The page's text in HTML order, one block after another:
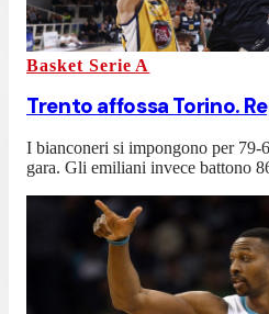
Basket Serie A
Trento affossa Torino.
I bianconeri si impongono per 79-
gara. Gli emiliani invece battono